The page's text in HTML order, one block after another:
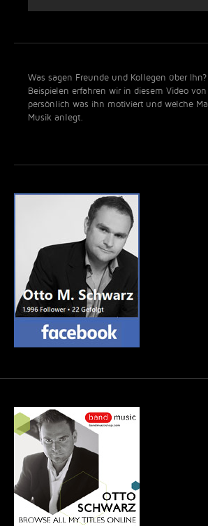
Was sagen Freunde und Kollegen über
Beispielen erfahren wir in diesem Video
persönlich was ihn motiviert und welche
Musik anlegt.